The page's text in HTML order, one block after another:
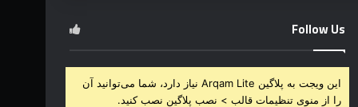
Follow Us
این ویجت به پلاگین Arqam Lite نیاز دارد، شما می‌توانید آن
را از منوی تنظیمات قالب > نصب پلاگین نصب کنید.